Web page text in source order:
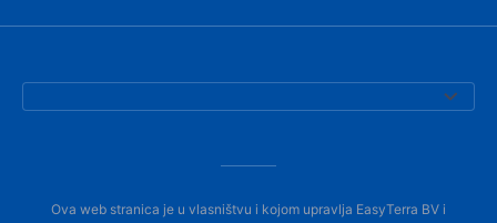
Ova web stranica je u vlasništvu i kojom upravlja EasyTerra BV i